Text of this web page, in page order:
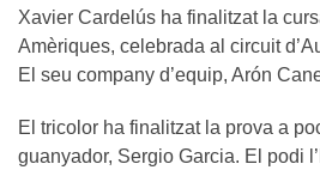
Xavier Cardelús ha finalitzat la
Amèriques, celebrada al circuit
El seu company d’equip, Arón
El tricolor ha finalitzat la prova a
guanyador, Sergio Garcia. El podi